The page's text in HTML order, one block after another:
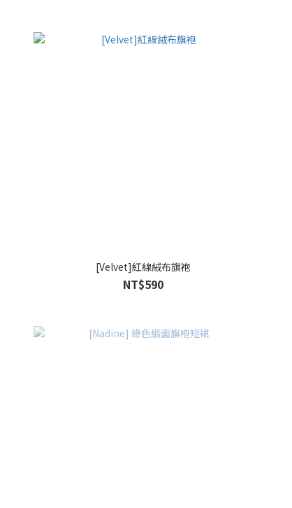
[Velvet]紅線絨布旗袍
NT$590